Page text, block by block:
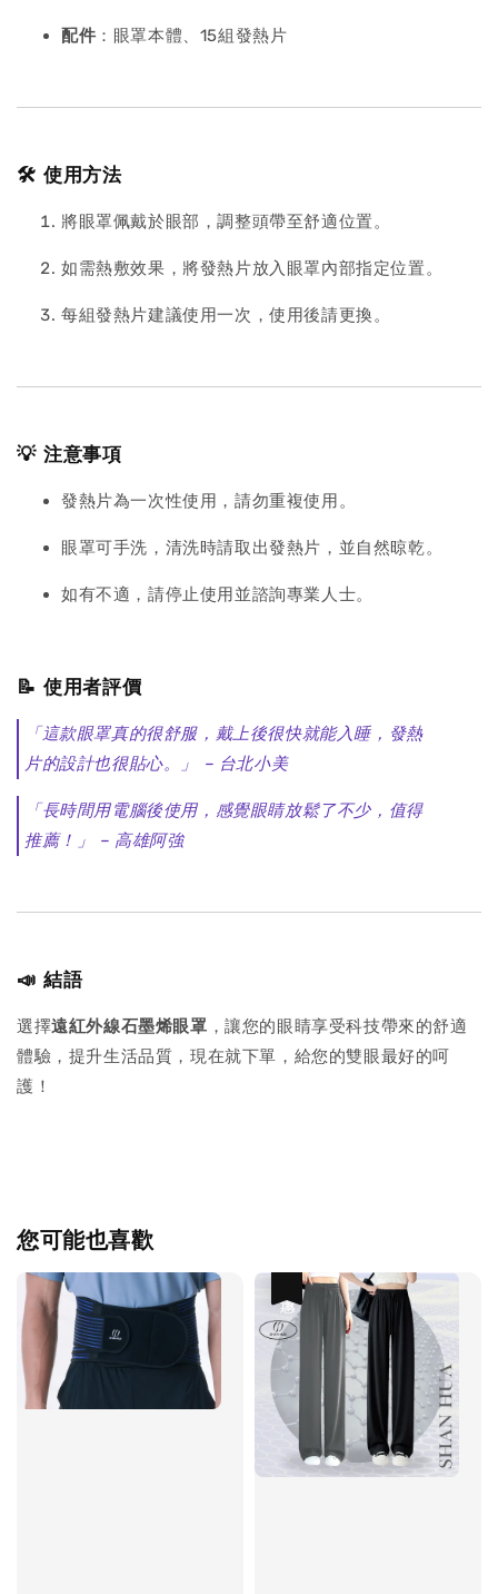
配件 ：眼罩本體、15組發熱片
🛠 使用方法
將眼罩佩戴於眼部，調整頭帶至舒適位置。
如需熱敷效果，將發熱片放入眼罩內部指定位置。
每組發熱片建議使用一次，使用後請更換。
💡 注意事項
發熱片為一次性使用，請勿重複使用。
眼罩可手洗，清洗時請取出發熱片，並自然晾乾。
如有不適，請停止使用並諮詢專業人士。
📝 使用者評價
「這款眼罩真的很舒服，戴上後很快就能入睡，發熱
片的設計也很貼心。」 – 台北小美
「長時間用電腦後使用，感覺眼睛放鬆了不少，值得
推薦！」 – 高雄阿強
📣 結語
選擇遠紅外線石墨烯眼罩 ，讓您的眼睛享受科技帶來的舒適
體驗，提升生活品質，現在就下單，給您的雙眼最好的呵
護！
您可能也喜歡